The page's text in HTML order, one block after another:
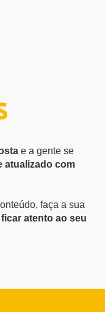
e a gente se
atualizado com
faça a sua
ficar atento ao seu